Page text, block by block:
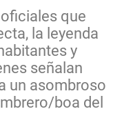
que
la leyenda
y
señalan
un asombroso
boa del